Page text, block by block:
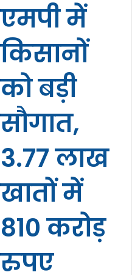
एमपी में
किसानों
को बड़ी
सौगात,
3.77 लाख
खातों में
810 करोड़
रुपए